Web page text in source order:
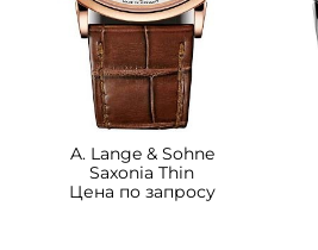
A. Lange & Sohne
Saxonia Thin
Цена по запросу